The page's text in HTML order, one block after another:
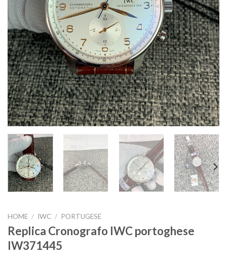
HOME / IWC / PORTUGESE
Replica Cronografo IWC portoghese
IW371445